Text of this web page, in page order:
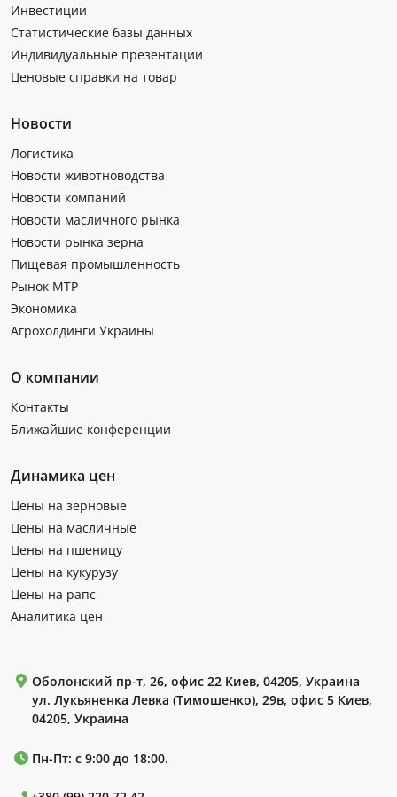
Инвестиции
Статистические базы данных
Индивидуальные презентации
Ценовые справки на товар
Новости
Логистика
Новости животноводства
Новости компаний
Новости масличного рынка
Новости рынка зерна
Пищевая промышленность
Рынок МТР
Экономика
Агрохолдинги Украины
О компании
Контакты
Ближайшие конференции
Динамика цен
Цены на зерновые
Цены на масличные
Цены на пшеницу
Цены на кукурузу
Цены на рапс
Аналитика цен
Оболонский пр-т, 26, офис 22 Киев, 04205, Украина
ул. Лукьяненка Левка (Тимошенко), 29в, офис 5 Киев,
04205, Украина
Пн-Пт: с 9:00 до 18:00.